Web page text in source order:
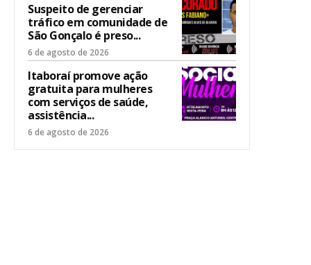
Suspeito de gerenciar
tráfico em comunidade de
São Gonçalo é preso...
6 de agosto de 2026
Itaboraí promove ação
gratuita para mulheres
com serviços de saúde,
assistência...
6 de agosto de 2026